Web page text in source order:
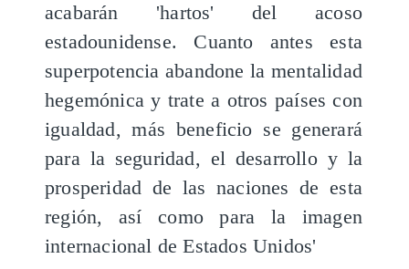
acabarán 'hartos' del acoso
estadounidense. Cuanto antes esta
superpotencia abandone la mentalidad
hegemónica y trate a otros países con
igualdad, más beneficio se generará
para la seguridad, el desarrollo y la
prosperidad de las naciones de esta
región, así como para la imagen
internacional de Estados Unidos'